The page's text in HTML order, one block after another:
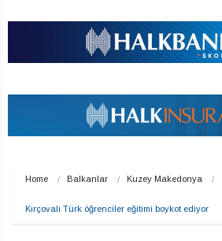
Home Balkanlar Kuzey Makedonya
Kırçovalı Türk öğrenciler eğitimi boykot ediyor